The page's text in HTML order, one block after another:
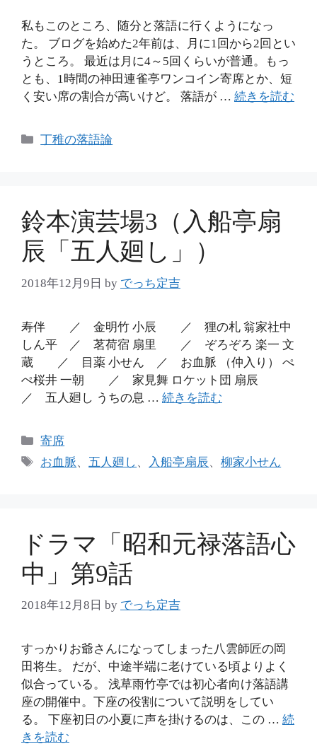
私もこのところ、随分と落語に行くようになっ
た。 ブログを始めた2年前は、月に1回から2回とい
うところ。 最近は月に4～5回くらいが普通。もっ
とも、1時間の神田連雀亭ワンコイン寄席とか、短
く安い席の割合が高いけど。 落語が … 続きを読む
カ
丁稚の落語論
鈴本演芸場3（入船亭扇
辰「五人廻し」）
2018年12月9日 by でっち定吉
寿伴 ／ 金明竹 小辰 ／ 狸の札 翁家社中
しん平 ／ 茗荷宿 扇里 ／ ぞろぞろ 楽一 文
蔵 ／ 目薬 小せん ／ お血脈 （仲入り） ぺ
ぺ桜井 一朝 ／ 家見舞 ロケット団 扇辰
／ 五人廻し うちの息 … 続きを読む
カ
テ
寄席
タ
お血脈、 五人廻し 、 入船亭扇辰、柳家小せん
ドラマ「昭和元禄落語心
中」第9話
2018年12月8日 by でっち定吉
すっかりお爺さんになってしまった八雲師匠の岡
田将生。 だが、中途半端に老けている頃よりよく
似合っている。 浅草雨竹亭では初心者向け落語講
座の開催中。下座の役割について説明をしてい
る。 下座初日の小夏に声を掛けるのは、この … 続
きを読む